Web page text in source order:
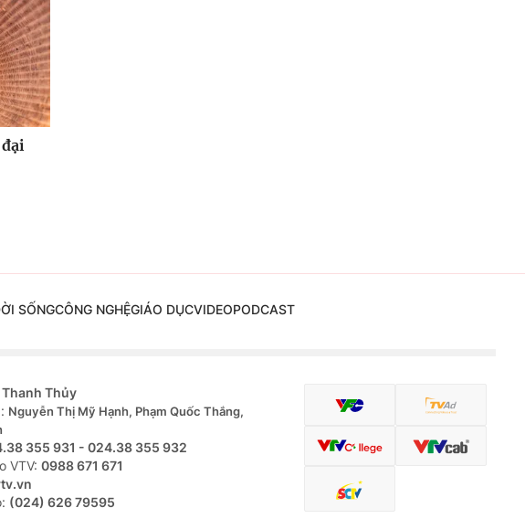
SỐNGCÔNG NGHỆGIÁO DỤCVIDEOPODCAST
Thủy
Nguyễn Thị Mỹ Hạnh, Phạm Quốc Thắng,
355 931 - 024.38 355 932
VTV: 0988 671 671
(024) 626 79595